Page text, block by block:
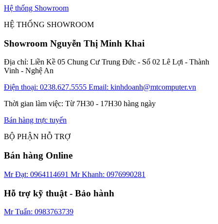
Hệ thống Showroom
HỆ THỐNG SHOWROOM
Showroom Nguyễn Thị Minh Khai
Địa chỉ: Liền Kề 05 Chung Cư Trung Đức - Số 02 Lê Lợi - Thành
Vinh - Nghệ An
Điện thoại: 0238.627.5555 Email: kinhdoanh@mtcomputer.vn
Thời gian làm việc: Từ 7H30 - 17H30 hàng ngày
Bán hàng trực tuyến
BỘ PHẬN HỖ TRỢ
Bán hàng Online
Mr Đạt: 0964114691 Mr Khanh: 0976990281
Hỗ trợ kỹ thuật - Bảo hành
Mr Tuấn: 0983763739